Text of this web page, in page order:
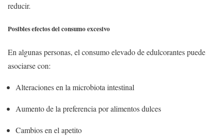
reducir.
Posibles efectos del consumo excesivo
En algunas personas, el consumo elevado de edulcorantes puede
asociarse con:
Alteraciones en la microbiota intestinal
Aumento de la preferencia por alimentos dulces
Cambios en el apetito